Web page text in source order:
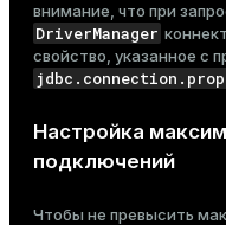
внимание, что при
DriverManager
свойство, указанное с
Настройка
подключений
Чтобы не превысить